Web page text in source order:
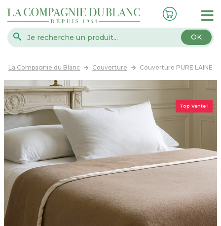
OK
La Compagnie du Blanc Couverture Couverture PURE LAINE
Top Vente !